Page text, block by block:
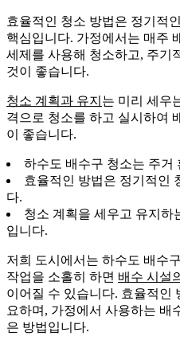
효율적인 청소 방법은 정기적
핵심입니다. 가정에서는 매주
세제를 사용해 청소하고, 주기
것이 좋습니다.
청소 계획과 유지 는 미리 세우
격으로 청소를 하고 실시하여
이 좋습니다.
하수도 배수구 청소는 주거
효율적인 방법은 정기적인
다.
청소 계획을 세우고 유지하
입니다.
저희 도시에서는 하수도 배수
작업을 소홀히 하면 배수 시설
이어질 수 있습니다. 효율적인
요하며, 가정에서 사용하는 배
은 방법입니다.